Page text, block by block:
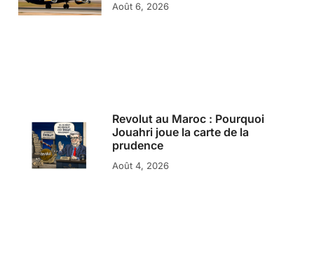
Août 6, 2026
Revolut au Maroc : Pourquoi
Jouahri joue la carte de la
prudence
Août 4, 2026